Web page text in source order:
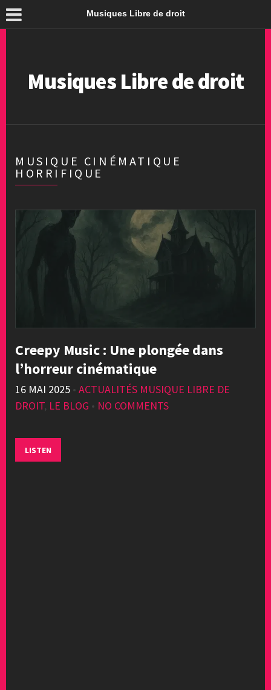
Musiques Libre de droit
Musiques Libre de droit
MUSIQUE CINÉMATIQUE
HORRIFIQUE
Creepy Music : Une plongée dans
l’horreur cinématique
16 MAI 2025 • ACTUALITÉS MUSIQUE LIBRE DE
DROIT, LE BLOG • NO COMMENTS
LISTEN